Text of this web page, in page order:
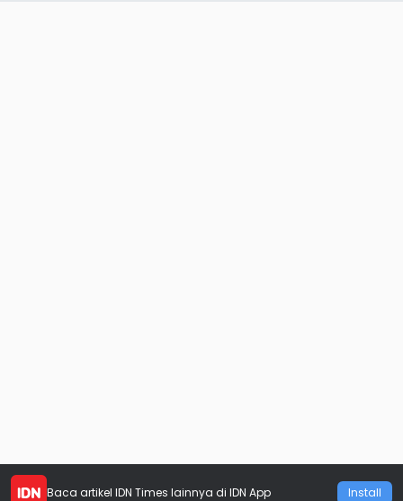
Baca artikel IDN Times lainnya di IDN App Install